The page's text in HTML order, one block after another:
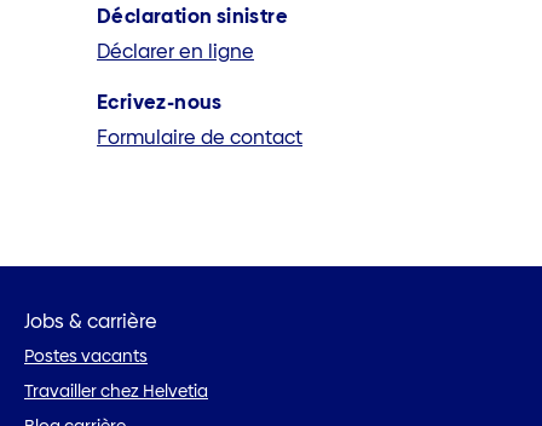
Déclaration sinistre
Déclarer en ligne
Ecrivez-nous
Formulaire de contact
Jobs & carrière
Postes vacants
Travailler chez Helvetia